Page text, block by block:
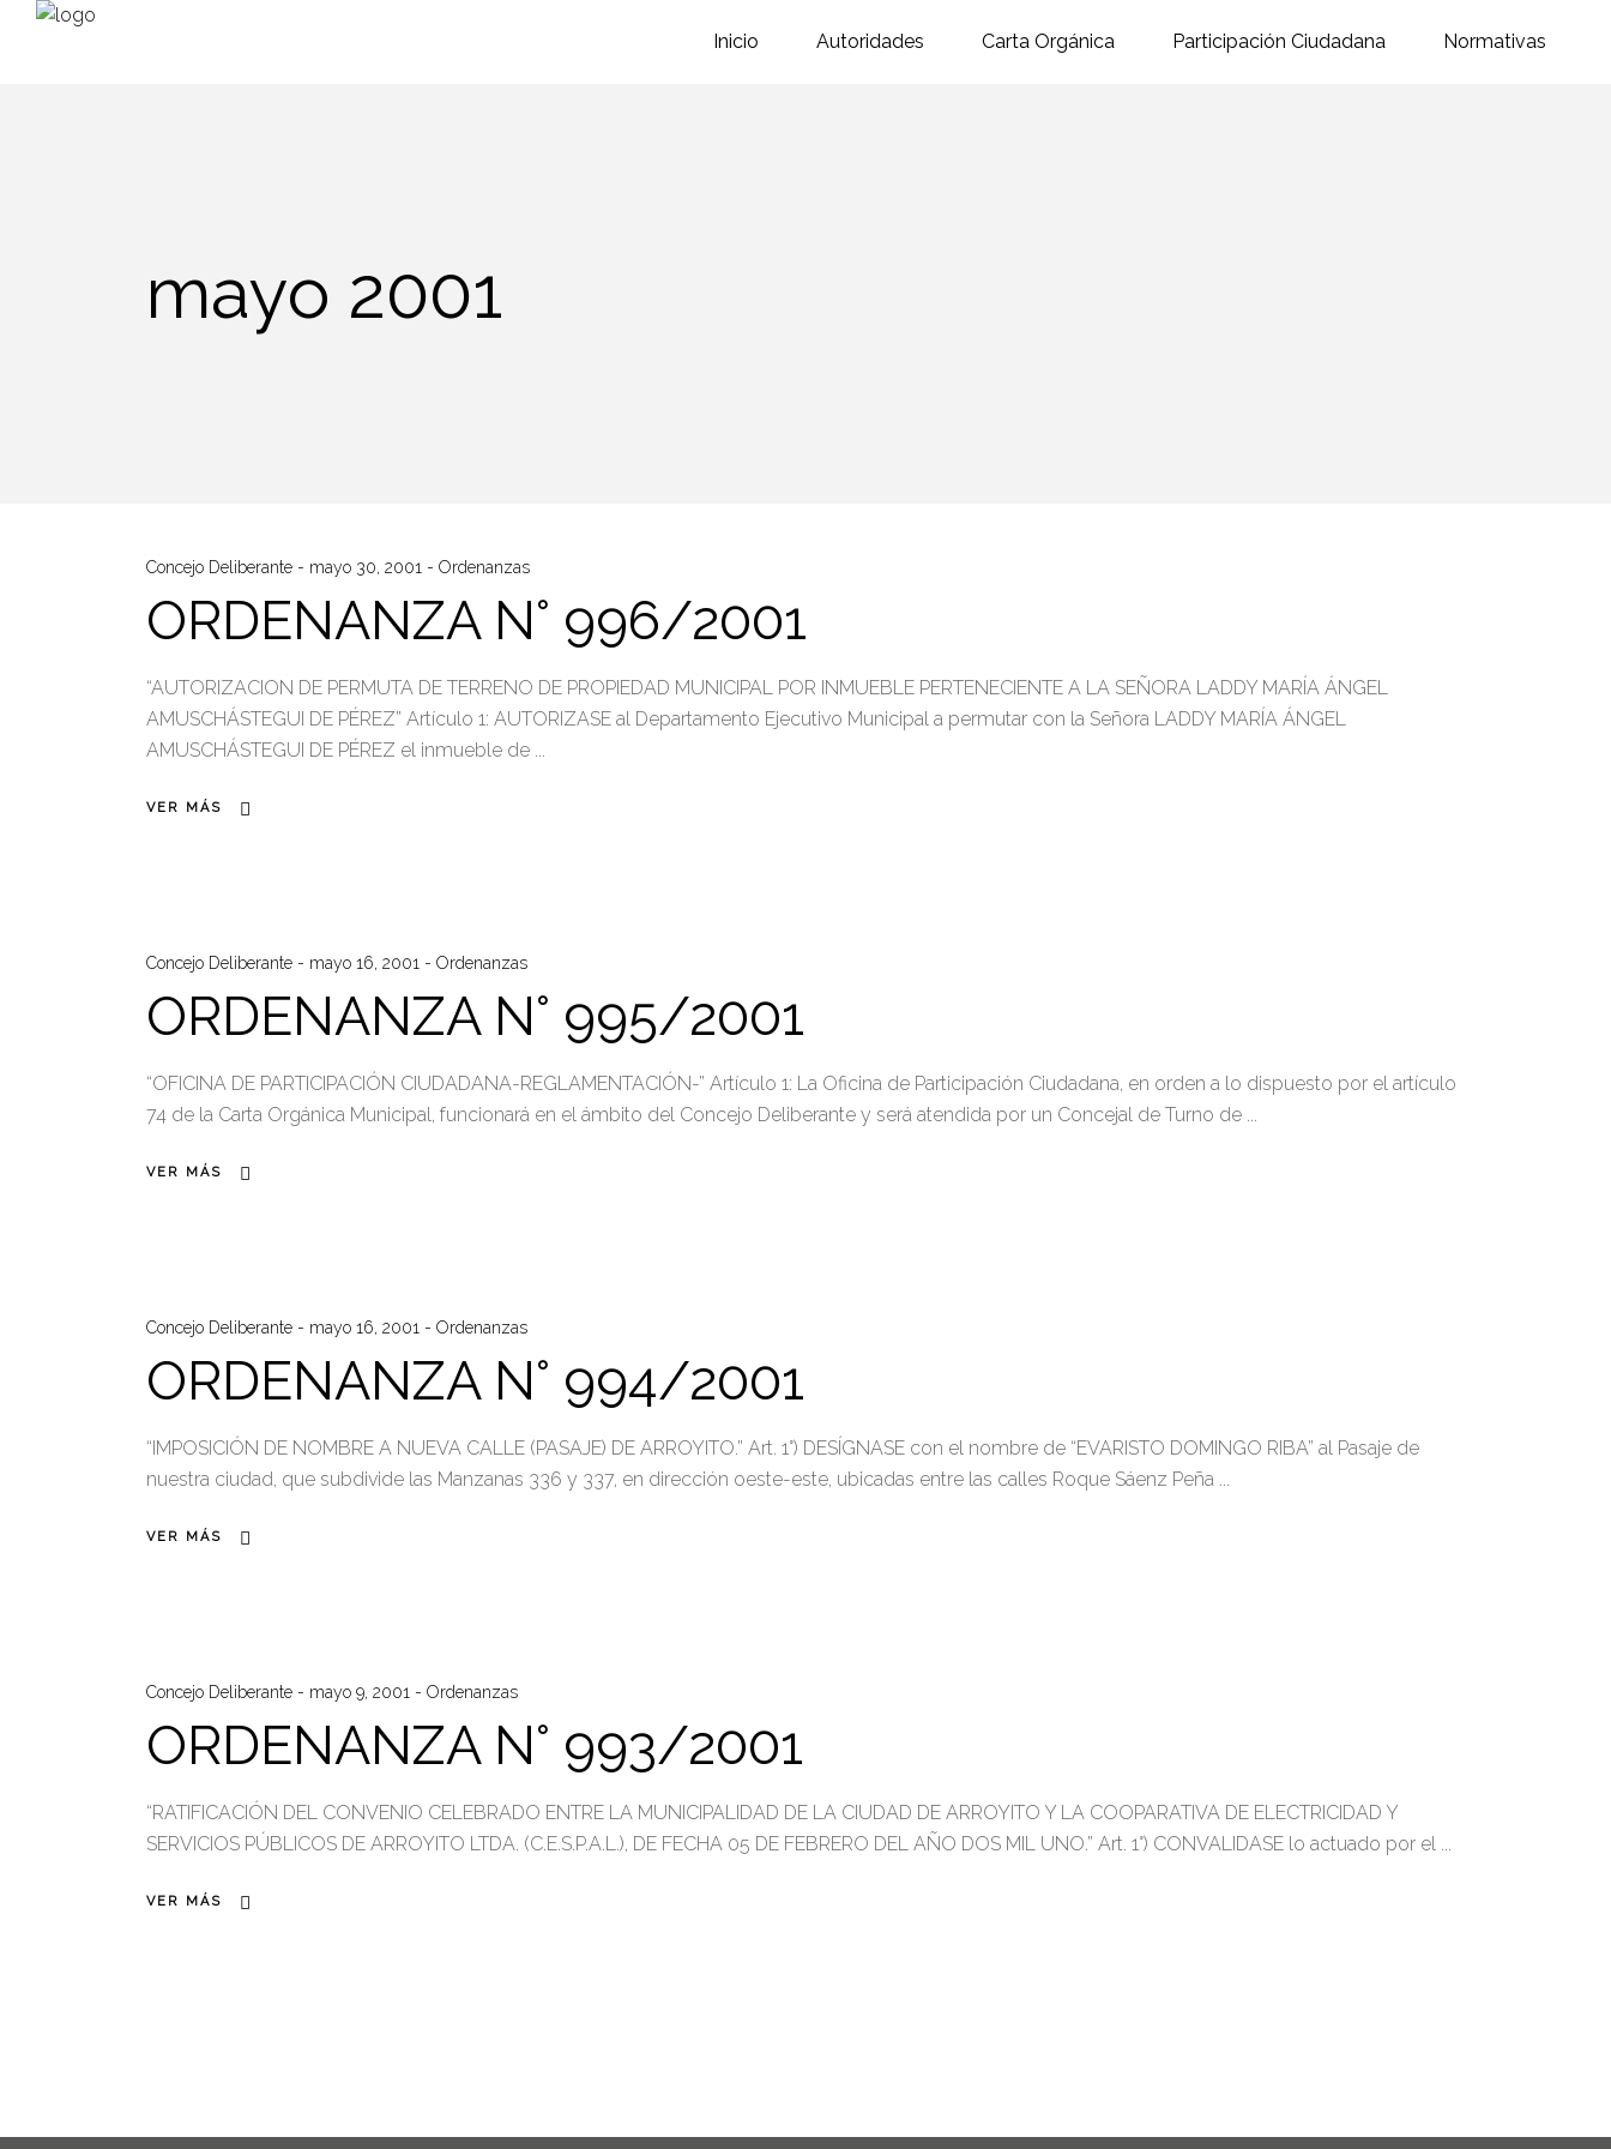
Inicio Autoridades Carta Orgánica Participación Ciudadana Normativas
mayo 2001
Concejo Deliberante mayo 30, 2001 Ordenanzas
ORDENANZA N° 996/2001
“AUTORIZACION DE PERMUTA DE TERRENO DE PROPIEDAD MUNICIPAL POR INMUEBLE PERTENECIENTE A LA SEÑORA LADDY MARÍA ÁNGEL
AMUSCHÁSTEGUI DE PÉREZ” Artículo 1: AUTORIZASE al Departamento Ejecutivo Municipal a permutar con la Señora LADDY MARÍA ÁNGEL
AMUSCHÁSTEGUI DE PÉREZ el inmueble de
VER MÁS
Concejo Deliberante mayo 16, 2001 Ordenanzas
ORDENANZA N° 995/2001
“OFICINA DE PARTICIPACIÓN CIUDADANA-REGLAMENTACIÓN-” Artículo 1: La Oficina de Participación Ciudadana, en orden a lo dispuesto por el artículo
74 de la Carta Orgánica Municipal, funcionará en el ámbito del Concejo Deliberante y será atendida por un Concejal de Turno de
VER MÁS
Concejo Deliberante mayo 16, 2001 Ordenanzas
ORDENANZA N° 994/2001
“IMPOSICIÓN DE NOMBRE A NUEVA CALLE (PASAJE) DE ARROYITO.” Art. 1°) DESÍGNASE con el nombre de “EVARISTO DOMINGO RIBA” al Pasaje de
nuestra ciudad, que subdivide las Manzanas 336 y 337, en dirección oeste-este, ubicadas entre las calles Roque Sáenz Peña
VER MÁS
Concejo Deliberante mayo 9, 2001 Ordenanzas
ORDENANZA N° 993/2001
“RATIFICACIÓN DEL CONVENIO CELEBRADO ENTRE LA MUNICIPALIDAD DE LA CIUDAD DE ARROYITO Y LA COOPARATIVA DE ELECTRICIDAD Y
SERVICIOS PÚBLICOS DE ARROYITO LTDA. (C.E.S.P.A.L.), DE FECHA 05 DE FEBRERO DEL AÑO DOS MIL UNO.” Art. 1°) CONVALIDASE lo actuado por el
VER MÁS